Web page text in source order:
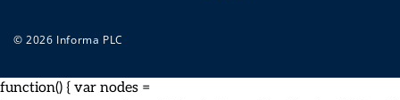
© 2026 Informa PLC
function() { var nodes =